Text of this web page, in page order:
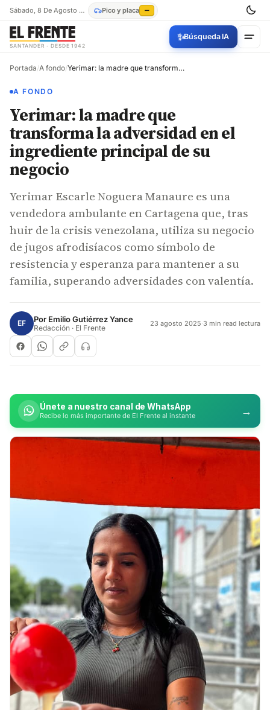
Sábado, 8 De Agosto De 2026 Pico y placa —
SANTANDER · DESDE 1942
✨Búsqueda IA
Portada/A fondo/ Yerimar: la madre que transforma la adversidad en el ingrediente principal de su negocio
A FONDO
Yerimar: la madre que
transforma la adversidad en el
ingrediente principal de su
negocio
Yerimar Escarle Noguera Manaure es una
vendedora ambulante en Cartagena que, tras
huir de la crisis venezolana, utiliza su negocio
de jugos afrodisíacos como símbolo de
resistencia y esperanza para mantener a su
familia, superando adversidades con valentía.
EF Por Emilio Gutiérrez Yance
Redacción · El Frente 23 agosto 2025·3 min read lectura
Únete a nuestro canal de WhatsApp
Recibe lo más importante de El Frente al instante →